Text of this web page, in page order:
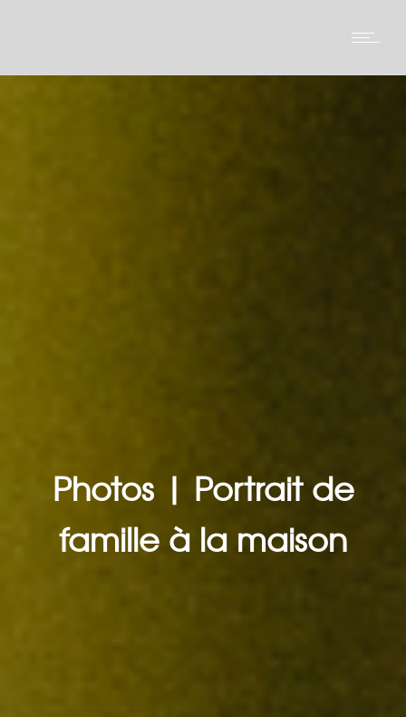
Photos | Portrait de
famille à la maison